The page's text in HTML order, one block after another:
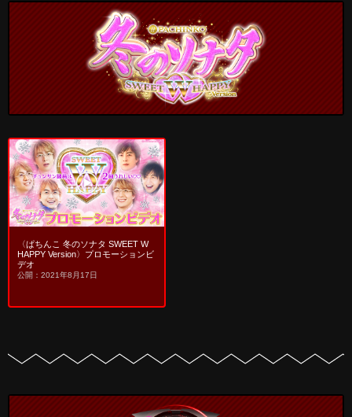
〈ぱちんこ 冬のソナタ SWEET W
HAPPY Version〉プロモーションビ
デオ
公開：2021年8月17日